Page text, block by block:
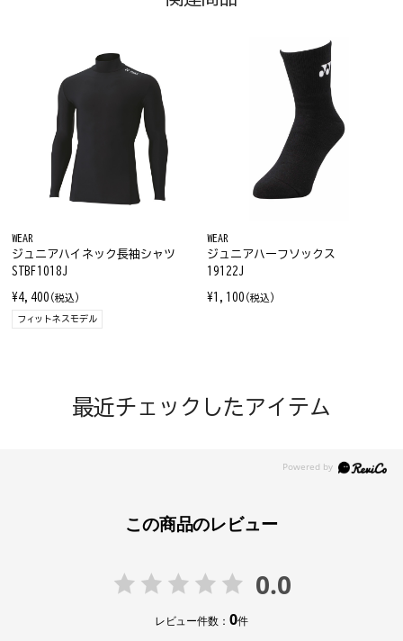
WEAR
ジュニアハイネック長袖シャツ
STBF1018J
¥4,400 (税込)
フィットネスモデル
WEAR
ジュニアハーフソックス
19122J
¥1,100 (税込)
最近チェックしたアイテム
この商品のレビュー
0.0
レビュー件数：0件